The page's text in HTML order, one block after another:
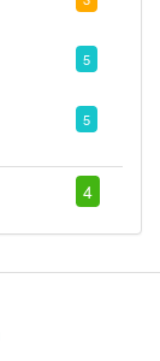
5
5
4